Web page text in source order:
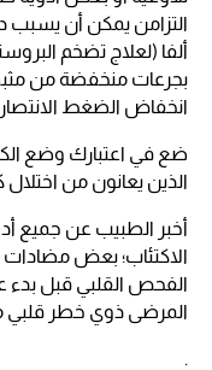
التزامن يمكن أن
ألفا (لعلاج تضخم
انخفاض الضغط
ضع في اعتبارك وضع
الذين يعانون من اختلال
أخبر الطبيب عن جميع
الاكتئاب؛ بعض مضادات
الفحص القلبي قبل
المرضى ذوي خطر قلبي
.